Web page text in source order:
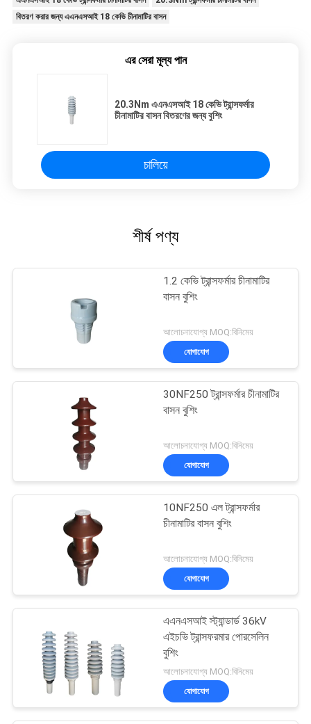
বিতরণ করার জন্য এএনএসআই 18 কেভি চীনামাটির বাসন
এর সেরা মূল্য পান
20.3Nm এএনএসআই 18 কেভি ট্রান্সফর্মার
চীনামাটির বাসন বিতরণের জন্য বুশিং
চালিয়ে
শীর্ষ পণ্য
1.2 কেভি ট্রান্সফর্মার চীনামাটির
বাসন বুশিং
আলোচনাযোগ্য MOQ:বিনিমেয়
যোগাযোগ
30NF250 ট্রান্সফর্মার চীনামাটির
বাসন বুশিং
আলোচনাযোগ্য MOQ:বিনিমেয়
যোগাযোগ
10NF250 এল ট্রান্সফর্মার
চীনামাটির বাসন বুশিং
আলোচনাযোগ্য MOQ:বিনিমেয়
যোগাযোগ
এএনএসআই স্ট্যান্ডার্ড 36kV
এইচভি ট্রান্সফরমার পোরসেলিন
বুশিং
আলোচনাযোগ্য MOQ:বিনিমেয়
যোগাযোগ